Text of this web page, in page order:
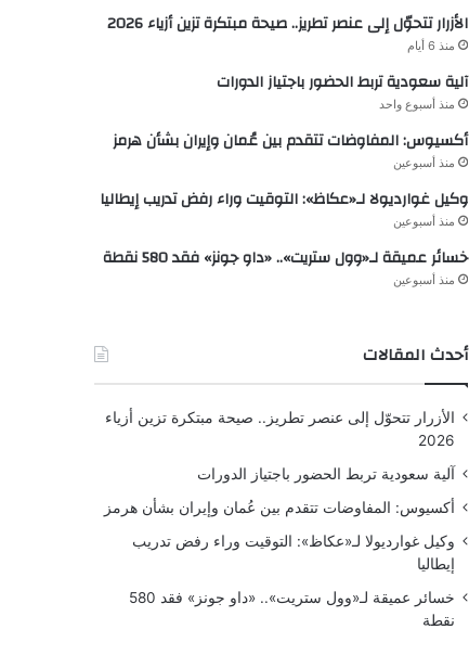
الأزرار تتحوّل إلى عنصر تطريز.. صيحة مبتكرة تزين أزياء 2026
منذ 6 أيام
آلية سعودية تربط الحضور باجتياز الدورات
منذ أسبوع واحد
أكسيوس: المفاوضات تتقدم بين عُمان وإيران بشأن هرمز
منذ أسبوعين
وكيل غوارديولا لـ«عكاظ»: التوقيت وراء رفض تدريب إيطاليا
منذ أسبوعين
خسائر عميقة لـ«وول ستريت».. «داو جونز» فقد 580 نقطة
منذ أسبوعين
أحدث المقالات
الأزرار تتحوّل إلى عنصر تطريز.. صيحة مبتكرة تزين أزياء
2026
آلية سعودية تربط الحضور باجتياز الدورات
أكسيوس: المفاوضات تتقدم بين عُمان وإيران بشأن هرمز
وكيل غوارديولا لـ«عكاظ»: التوقيت وراء رفض تدريب
إيطاليا
خسائر عميقة لـ«وول ستريت».. «داو جونز» فقد 580
نقطة